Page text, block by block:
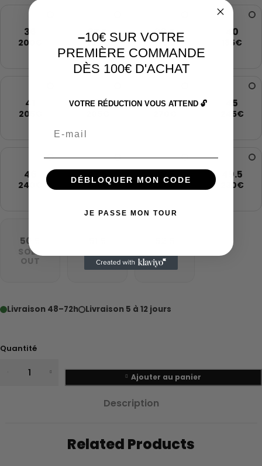
36
200€
37.5
220€
38.5
175€
40
185€
41
205€
42.5 44 45
245€
46
240€
47.5
245€
48.5
285€
49.5
230€
50.5
SOLD
OUT
OUT
OUT
Livraison 48–72h Livraison 5 à 12 jours
Quantité
Ajouter au panier
Description
Related Products
–10€ SUR VOTRE
PREMIÈRE COMMANDE
DÈS 100€ D'ACHAT
VOTRE RÉDUCTION VOUS ATTEND 🔓
DÉBLOQUER MON CODE
JE PASSE MON TOUR